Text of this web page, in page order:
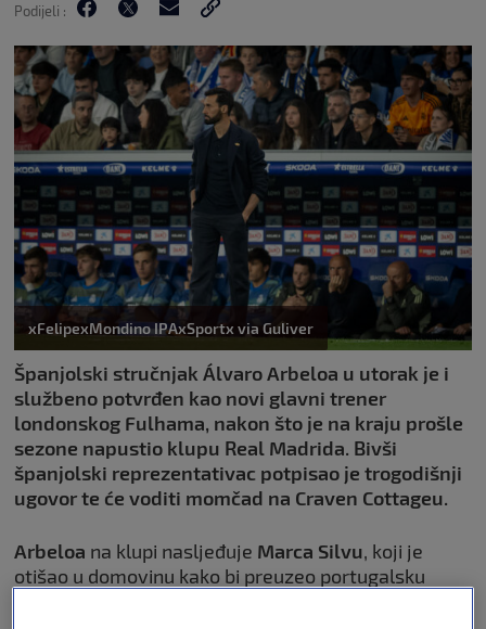
Podijeli :
xFelipexMondino IPAxSportx via Guliver
Španjolski stručnjak Álvaro Arbeloa u utorak je i
službeno potvrđen kao novi glavni trener
londonskog Fulhama, nakon što je na kraju prošle
sezone napustio klupu Real Madrida. Bivši
španjolski reprezentativac potpisao je trogodišnji
ugovor te će voditi momčad na Craven Cottageu.
Arbeloa na klupi nasljeđuje Marca Silvu, koji je
otišao u domovinu kako bi preuzeo portugalsku